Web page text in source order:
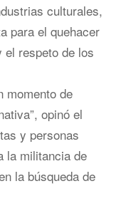
culturales,
para el quehacer
respeto de los
momento de
opinó el
y personas
la militancia de
la búsqueda de